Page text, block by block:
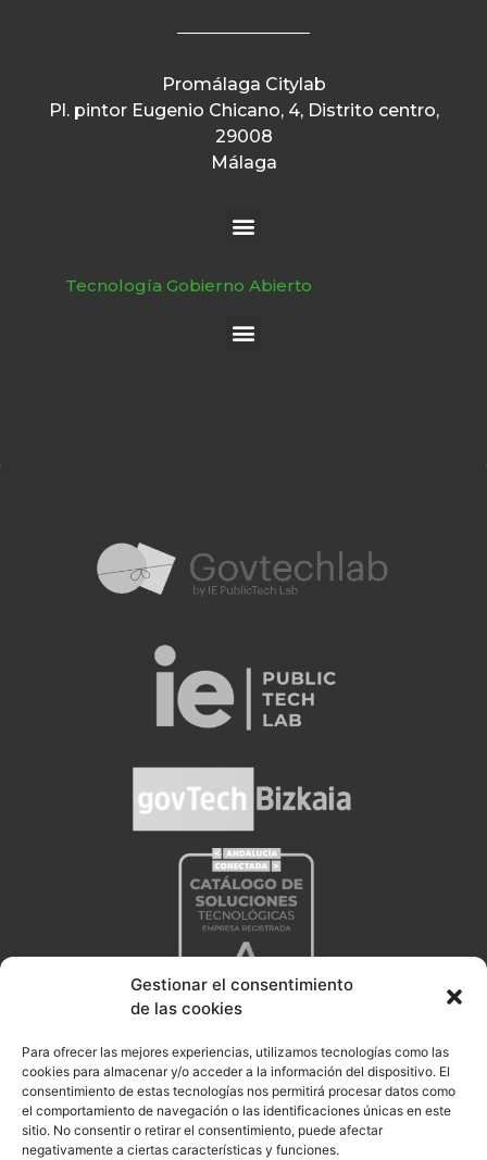
Gestionar el consentimiento
de las cookies
Para ofrecer las mejores experiencias, utilizamos tecnologías como las
cookies para almacenar y/o acceder a la información del dispositivo. El
consentimiento de estas tecnologías nos permitirá procesar datos como
el comportamiento de navegación o las identificaciones únicas en este
sitio. No consentir o retirar el consentimiento, puede afectar
negativamente a ciertas características y funciones.
Promálaga Citylab
Pl. pintor Eugenio Chicano, 4, Distrito centro,
29008
Málaga
Tecnología Gobierno Abierto